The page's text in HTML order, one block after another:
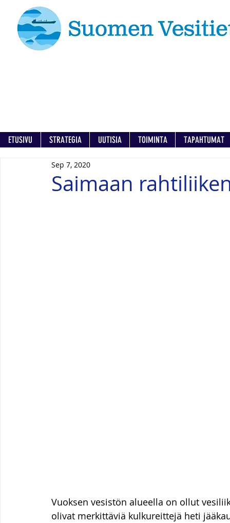
ETUSIVU STRATEGIA UUTISIA TOIMINTA TAPAHTUMAT
Saimaan
Sep 7, 2020
Vuoksen vesistön alueella on ollut
olivat merkittäviä kulkureittejä heti